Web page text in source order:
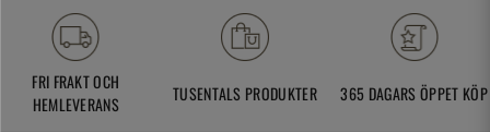
FRI FRAKT OCH
HEMLEVERANS
TUSENTALS PRODUKTER 365 DAGARS ÖPPET KÖP